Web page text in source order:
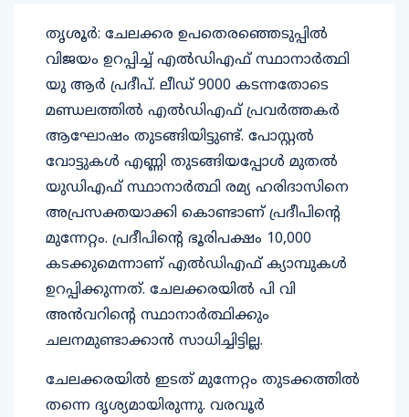
തൃശൂര്‍: ചേലക്കര ഉപതെരഞ്ഞെടുപ്പില്‍
വിജയം ഉറപ്പിച്ച് എല്‍ഡിഎഫ് സ്ഥാനാര്‍ത്ഥി
യു ആര്‍ പ്രദീപ്. ലീഡ് 9000 കടന്നതോടെ
മണ്ഡലത്തില്‍ എല്‍ഡിഎഫ് പ്രവര്‍ത്തകര്‍
ആഘോഷം തുടങ്ങിയിട്ടുണ്ട്. പോസ്റ്റല്‍
വോട്ടുകള്‍ എണ്ണി തുടങ്ങിയപ്പോള്‍ മുതല്‍
യുഡിഎഫ് സ്ഥാനാര്‍ത്ഥി രമ്യ ഹരിദാസിനെ
അപ്രസക്തയാക്കി കൊണ്ടാണ് പ്രദീപിന്റെ
മുന്നേറ്റം. പ്രദീപിന്റെ ഭൂരിപക്ഷം 10,000
കടക്കുമെന്നാണ് എല്‍ഡിഎഫ് ക്യാമ്പുകള്‍
ഉറപ്പിക്കുന്നത്. ചേലക്കരയില്‍ പി വി
അന്‍വറിന്റെ സ്ഥാനാര്‍ത്ഥിക്കും
ചലനമുണ്ടാക്കാന്‍ സാധിച്ചിട്ടില്ല.
ചേലക്കരയില്‍ ഇടത് മുന്നേറ്റം തുടക്കത്തില്‍
തന്നെ ദൃശ്യമായിരുന്നു. വരവൂര്‍